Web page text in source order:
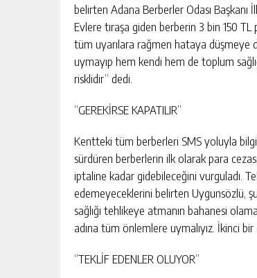
belirten Adana Berberler Odası Başkanı
Evlere tıraşa giden berberin 3 bin 150 TL
tüm uyarılara rağmen hataya düşmeye
uymayıp hem kendi hem de toplum
risklidir” dedi.
“GEREKİRSE KAPATILIR”
Kentteki tüm berberleri SMS yoluyla
sürdüren berberlerin ilk olarak para
iptaline kadar gidebileceğini vurguladı.
edemeyeceklerini belirten Uygunsözlü,
sağlığı tehlikeye atmanın bahanesi
adına tüm önlemlere uymalıyız. İkinci
“TEKLİF EDENLER OLUYOR”